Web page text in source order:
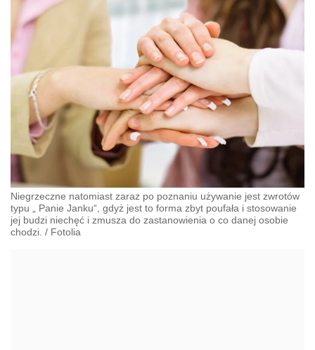
Niegrzeczne natomiast zaraz po poznaniu używanie jest zwrotów
typu „ Panie Janku“, gdyż jest to forma zbyt poufała i stosowanie
jej budzi niechęć i zmusza do zastanowienia o co danej osobie
chodzi. / Fotolia